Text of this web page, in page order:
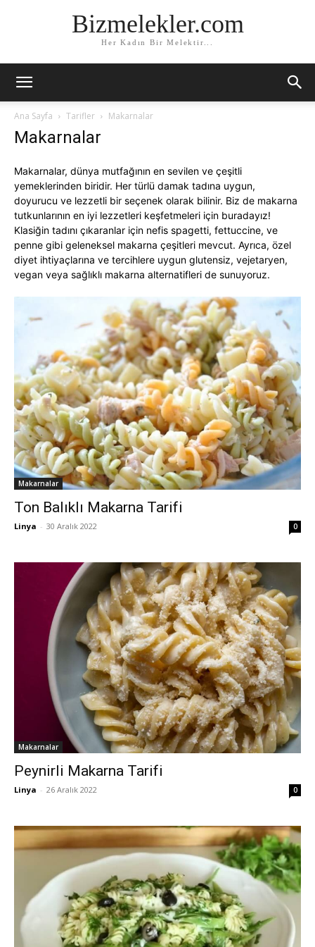
Bizmelekler.com
Her Kadın Bir Melektir...
Ana Sayfa Tarifler Makarnalar
Makarnalar
Makarnalar, dünya mutfağının en sevilen ve çeşitli
yemeklerinden biridir. Her türlü damak tadına uygun,
doyurucu ve lezzetli bir seçenek olarak bilinir. Biz de makarna
tutkunlarının en iyi lezzetleri keşfetmeleri için buradayız!
Klasiğin tadını çıkaranlar için nefis spagetti, fettuccine, ve
penne gibi geleneksel makarna çeşitleri mevcut. Ayrıca, özel
diyet ihtiyaçlarına ve tercihlere uygun glutensiz, vejetaryen,
vegan veya sağlıklı makarna alternatifleri de sunuyoruz.
Makarnalar
Ton Balıklı Makarna Tarifi
Linya - 30 Aralık 2022 0
Makarnalar
Peynirli Makarna Tarifi
Linya - 26 Aralık 2022 0